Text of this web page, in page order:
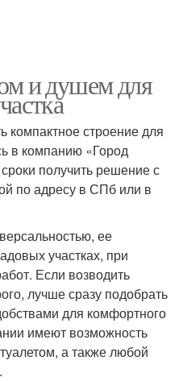
и душем для
компактное строение для
в компанию «Город
получить решение с
по адресу в СПб или в
ее
участках, при
Если возводить
лучше сразу подобрать
для комфортного
имеют возможность
а также любой